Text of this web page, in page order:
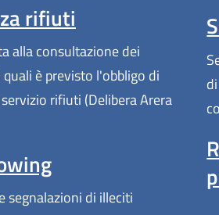
rifiuti
alla consultazione dei
è previsto l'obbligo di
rifiuti (Delibera Arera
segnalazioni di illeciti